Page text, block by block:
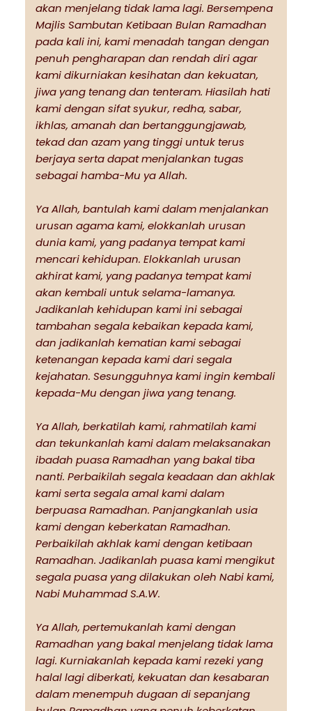
akan menjelang tidak lama lagi. Bersempena
Majlis Sambutan Ketibaan Bulan Ramadhan
pada kali ini, kami menadah tangan dengan
penuh pengharapan dan rendah diri agar
kami dikurniakan kesihatan dan kekuatan,
jiwa yang tenang dan tenteram. Hiasilah hati
kami dengan sifat syukur, redha, sabar,
ikhlas, amanah dan bertanggungjawab,
tekad dan azam yang tinggi untuk terus
berjaya serta dapat menjalankan tugas
sebagai hamba-Mu ya Allah.
Ya Allah, bantulah kami dalam menjalankan
urusan agama kami, elokkanlah urusan
dunia kami, yang padanya tempat kami
mencari kehidupan. Elokkanlah urusan
akhirat kami, yang padanya tempat kami
akan kembali untuk selama-lamanya.
Jadikanlah kehidupan kami ini sebagai
tambahan segala kebaikan kepada kami,
dan jadikanlah kematian kami sebagai
ketenangan kepada kami dari segala
kejahatan. Sesungguhnya kami ingin kembali
kepada-Mu dengan jiwa yang tenang.
Ya Allah, berkatilah kami, rahmatilah kami
dan tekunkanlah kami dalam melaksanakan
ibadah puasa Ramadhan yang bakal tiba
nanti. Perbaikilah segala keadaan dan akhlak
kami serta segala amal kami dalam
berpuasa Ramadhan. Panjangkanlah usia
kami dengan keberkatan Ramadhan.
Perbaikilah akhlak kami dengan ketibaan
Ramadhan. Jadikanlah puasa kami mengikut
segala puasa yang dilakukan oleh Nabi kami,
Nabi Muhammad S.A.W.
Ya Allah, pertemukanlah kami dengan
Ramadhan yang bakal menjelang tidak lama
lagi. Kurniakanlah kepada kami rezeki yang
halal lagi diberkati, kekuatan dan kesabaran
dalam menempuh dugaan di sepanjang